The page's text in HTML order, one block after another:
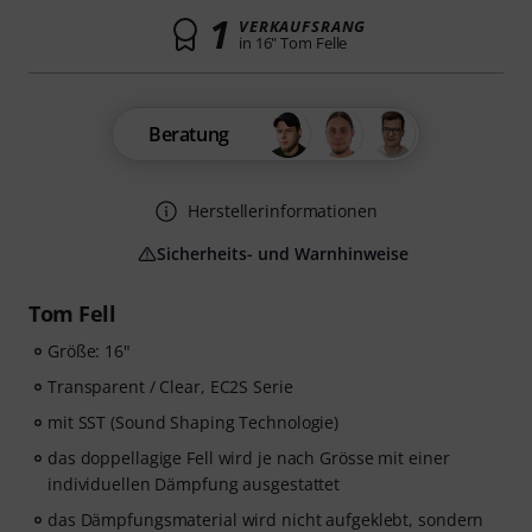
Tom Fell
Größe: 16"
Transparent / Clear, EC2S Serie
mit SST (Sound Shaping Technologie)
das doppellagige Fell wird je nach Grösse mit einer
individuellen Dämpfung ausgestattet
das Dämpfungsmaterial wird nicht aufgeklebt, sondern
1 VERKAUFSRANG
in 16" Tom Felle
Beratung
Herstellerinformationen
Sicherheits- und Warnhinweise